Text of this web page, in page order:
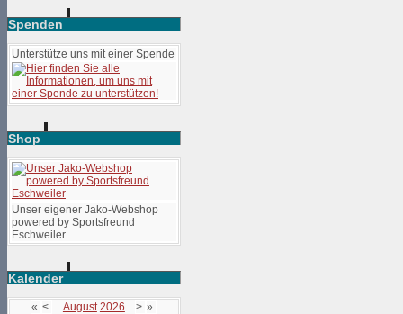
Spenden
Unterstütze uns mit einer Spende
Shop
Unser eigener Jako-Webshop
powered by Sportsfreund
Eschweiler
Kalender
« < August 2026 > »